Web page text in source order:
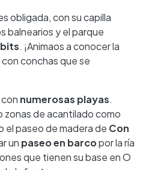
obligada, con su capilla
balnearios y el parque
. ¡Animaos a conocer la
conchas que se
numerosas playas.
de acantilado como
el paseo de madera de Con
un paseo en barcopor la ría
que tienen su base en O